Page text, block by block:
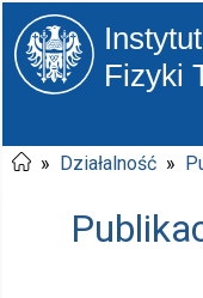
Instytut
Fizyki
» Działalność »